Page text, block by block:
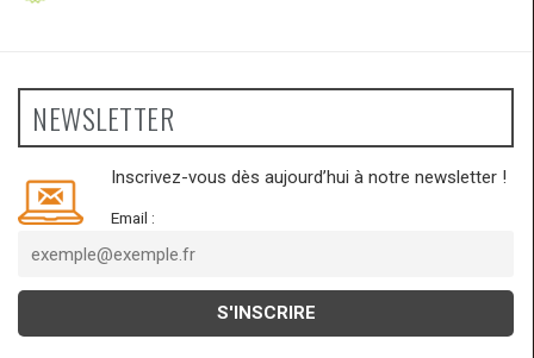
NEWSLETTER
Inscrivez-vous dès aujourd’hui à notre newsletter !
Email :